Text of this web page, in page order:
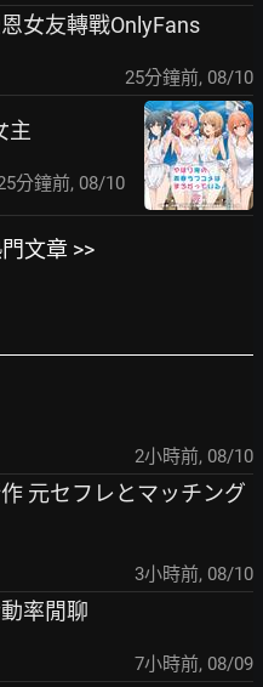
女友轉戰OnlyFans
25分鐘前, 08/10
主
分鐘前, 08/10
文章 >>
2小時前, 08/10
元セフレとマッチング
3小時前, 08/10
率閒聊
7小時前, 08/09